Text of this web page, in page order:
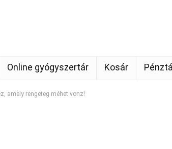
Online gyógyszertár Kosár
amely rengeteg méhet vonz!